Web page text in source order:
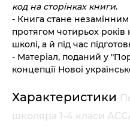
код на сторінках книги.
- Книга стане
протягом чотирьох років
школі, а й під час
- Матеріал, поданий у
концепції Нової
Характеристики
школяра 1-4 класи